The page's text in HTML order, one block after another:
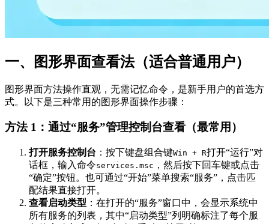
一、图形界面查看法（适合普通用户）
图形界面方法操作直观，无需记忆命令，是新手用户的首选方
式。以下是三种常用的图形界面操作步骤：
方法 1：通过“服务”管理控制台查看（最常用）
打开服务控制台 ：按下键盘组合键Win + R打开“运行”对
话框，输入命令services.msc ，然后按下回车键或点击
“确定”按钮。也可通过“开始”菜单搜索“服务”，点击匹
配结果直接打开。
查看启动类型 ：在打开的“服务”窗口中，会显示系统中
所有服务的列表，其中“启动类型”列明确标注了每个服